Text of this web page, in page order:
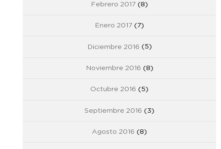
Febrero 2017 (8)
Enero 2017 (7)
Diciembre 2016 (5)
Noviembre 2016 (8)
Octubre 2016 (5)
Septiembre 2016 (3)
Agosto 2016 (8)